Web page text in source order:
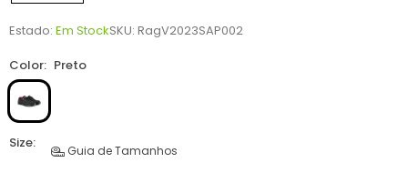
Estado: Em StockSKU: RagV2023SAP002
Color: Preto
Size: Guia de Tamanhos